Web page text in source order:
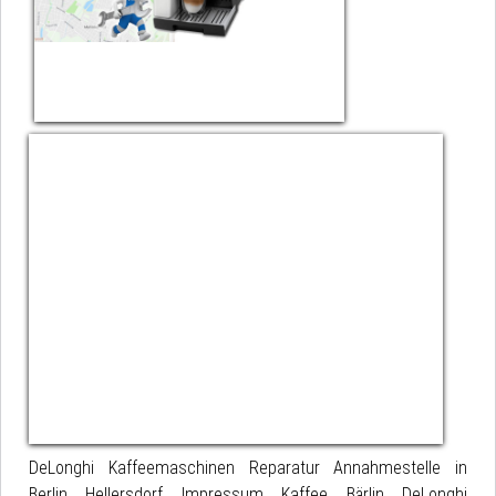
DeLonghi Kaffeemaschinen Reparatur Annahmestelle in